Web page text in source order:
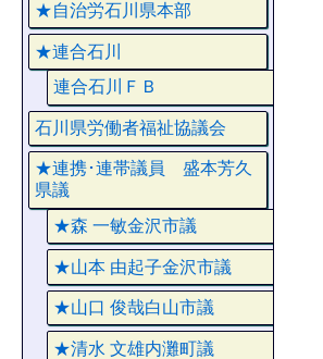
★自治労石川県本部
★連合石川
連合石川ＦＢ
石川県労働者福祉協議会
★連携･連帯議員 盛本芳久
県議
★森 一敏金沢市議
★山本 由起子金沢市議
★山口 俊哉白山市議
★清水 文雄内灘町議